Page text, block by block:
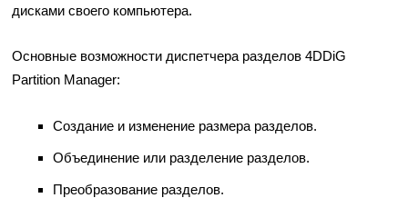
дисками своего компьютера.
Основные возможности диспетчера разделов 4DDiG
Partition Manager:
Создание и изменение размера разделов.
Объединение или разделение разделов.
Преобразование разделов.